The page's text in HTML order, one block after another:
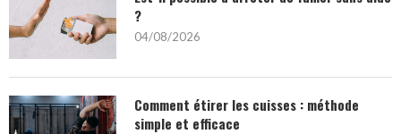
?
04/08/2026
Comment étirer les cuisses : méthode
simple et efficace